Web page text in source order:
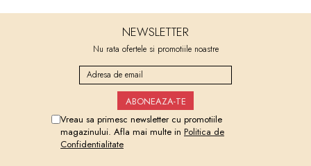
NEWSLETTER
Nu rata ofertele si promotiile noastre
Vreau sa primesc newsletter cu promotiile
magazinului. Afla mai multe in Politica de
Confidentialitate